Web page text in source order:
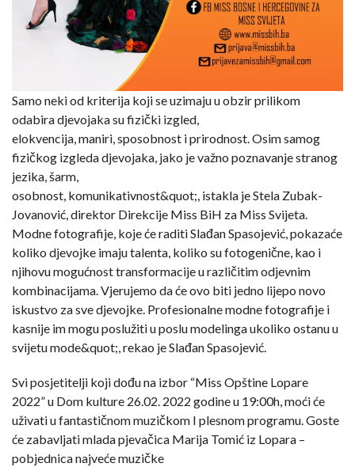
Samo neki od kriterija koji se uzimaju u obzir prilikom
odabira djevojaka su fizički izgled,
elokvencija, maniri, sposobnost i prirodnost. Osim samog
fizičkog izgleda djevojaka, jako je važno poznavanje stranog
jezika, šarm,
osobnost, komunikativnost&quot;, istakla je Stela Zubak-
Jovanović, direktor Direkcije Miss BiH za Miss Svijeta.
Modne fotografije, koje će raditi Slađan Spasojević, pokazaće
koliko djevojke imaju talenta, koliko su fotogenične, kao i
njihovu mogućnost transformacije u različitim odjevnim
kombinacijama. Vjerujemo da će ovo biti jedno lijepo novo
iskustvo za sve djevojke. Profesionalne modne fotografije i
kasnije im mogu poslužiti u poslu modelinga ukoliko ostanu u
svijetu mode&quot;, rekao je Slađan Spasojević.
Svi posjetitelji koji dođu na izbor “Miss Opštine Lopare
2022” u Dom kulture 26.02. 2022 godine u 19:00h, moći će
uživati u fantastičnom muzičkom I plesnom programu. Goste
će zabavljati mlada pjevačica Marija Tomić iz Lopara –
pobjednica najveće muzičke